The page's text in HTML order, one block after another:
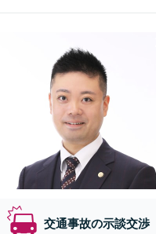
交通事故の示談交渉